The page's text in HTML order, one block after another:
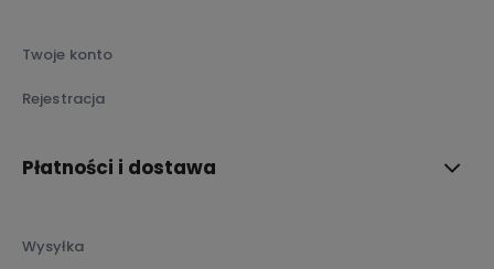
Twoje konto
Rejestracja
Płatności i dostawa
Wysyłka